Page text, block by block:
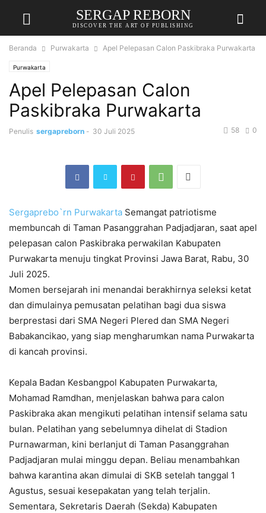
SERGAP REBORN
DISCOVER THE ART OF PUBLISHING
Beranda Purwakarta Apel Pelepasan Calon Paskibraka Purwakarta
Purwakarta
Apel Pelepasan Calon
Paskibraka Purwakarta
Penulis sergapreborn - 30 Juli 2025 0
58
Sergaprebo`rn Purwakarta Semangat patriotisme
membuncah di Taman Pasanggrahan Padjadjaran, saat apel
pelepasan calon Paskibraka perwakilan Kabupaten
Purwakarta menuju tingkat Provinsi Jawa Barat, Rabu, 30
Juli 2025.
Momen bersejarah ini menandai berakhirnya seleksi ketat
dan dimulainya pemusatan pelatihan bagi dua siswa
berprestasi dari SMA Negeri Plered dan SMA Negeri
Babakancikao, yang siap mengharumkan nama Purwakarta
di kancah provinsi.
Kepala Badan Kesbangpol Kabupaten Purwakarta,
Mohamad Ramdhan, menjelaskan bahwa para calon
Paskibraka akan mengikuti pelatihan intensif selama satu
bulan. Pelatihan yang sebelumnya dihelat di Stadion
Purnawarman, kini berlanjut di Taman Pasanggrahan
Padjadjaran mulai minggu depan. Beliau menambahkan
bahwa karantina akan dimulai di SKB setelah tanggal 1
Agustus, sesuai kesepakatan yang telah terjalin.
Sementara, Sekretaris Daerah (Sekda) Kabupaten